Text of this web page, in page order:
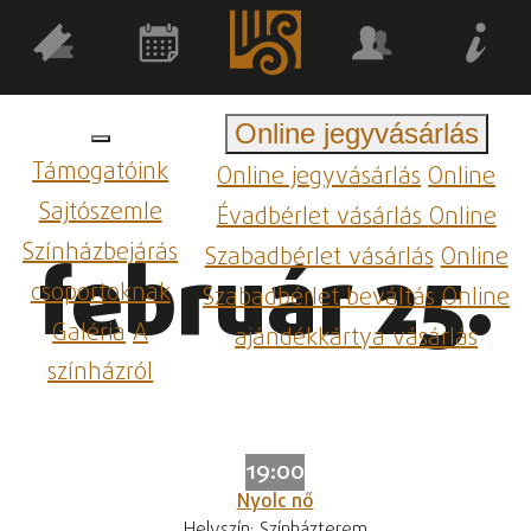
Támogatóink
Sajtószemle
Színházbejárás
csoportoknak
GalériaA
színházról
Online jegyvásárlás
Online jegyvásárlásOnline
Évadbérlet vásárlásOnline
Szabadbérlet vásárlásOnline
Szabadbérlet beváltásOnline
ajándékkártya vásárlás
február 25.
19:00
Nyolc nő